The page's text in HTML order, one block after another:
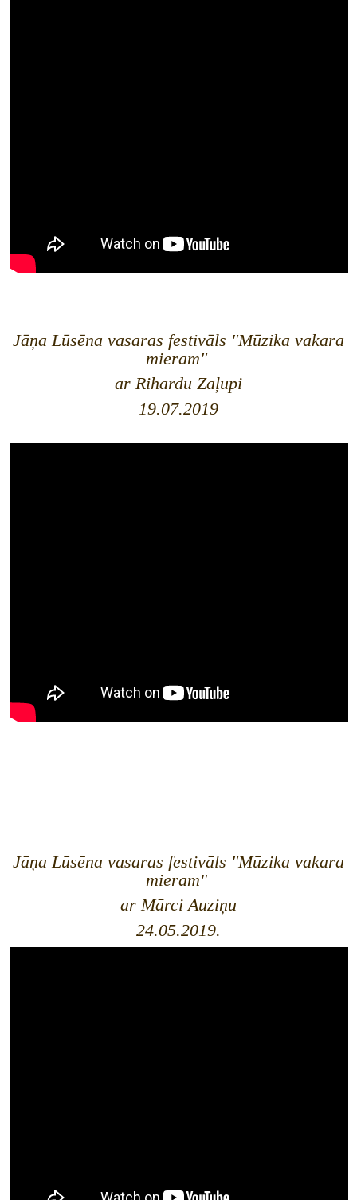
Jāņa Lūsēna vasaras festivāls "Mūzika vakara
mieram"
ar Rihardu Zaļupi
19.07.2019
Jāņa Lūsēna vasaras festivāls "Mūzika vakara
mieram"
ar Mārci Auziņu
24.05.2019.